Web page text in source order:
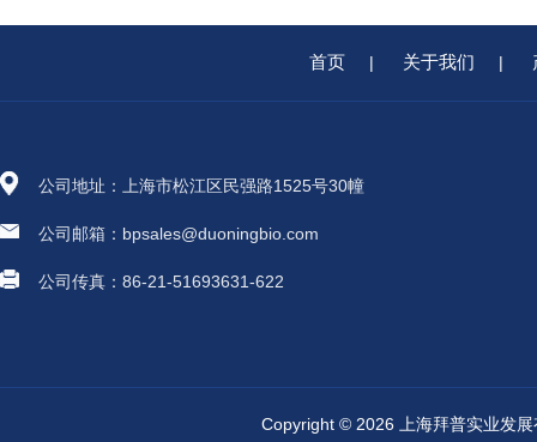
首页 | 关于我们 |
公司地址：上海市松江区民强路1525号30幢
公司邮箱：bpsales@duoningbio.com
公司传真：86-21-51693631-622
Copyright © 2026 上海拜普实业发